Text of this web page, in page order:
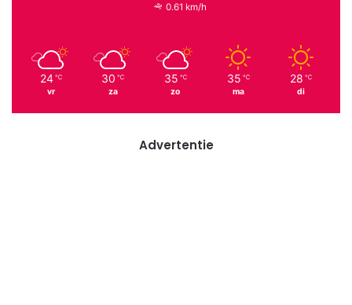
0.61 km/h
24 ℃
vr
30 ℃
za
35 ℃
zo
35 ℃
ma
28 ℃
di
Advertentie